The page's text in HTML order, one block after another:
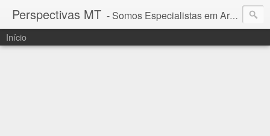
Perspectivas MT - Somos Especialistas em Araguaia - Mato Grosso
Início